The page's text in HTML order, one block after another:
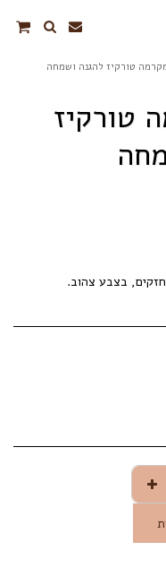
מקרמה טורקיז להגנה ושמחה
טורקיז